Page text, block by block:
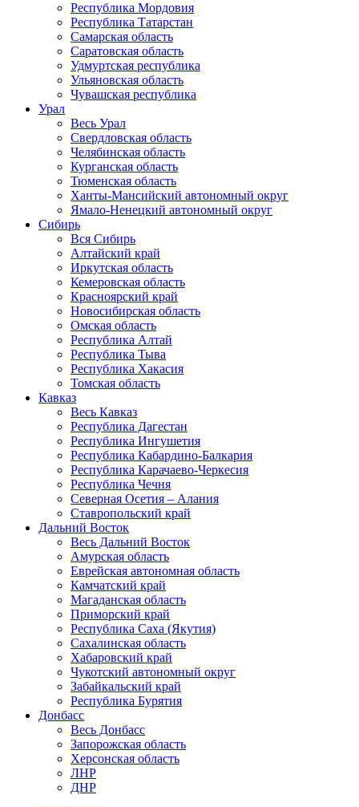
Республика Мордовия
Республика Татарстан
Самарская область
Саратовская область
Удмуртская республика
Ульяновская область
Чувашская республика
Урал
Весь Урал
Свердловская область
Челябинская область
Курганская область
Тюменская область
Ханты-Мансийский автономный округ
Ямало-Ненецкий автономный округ
Сибирь
Вся Сибирь
Алтайский край
Иркутская область
Кемеровская область
Красноярский край
Новосибирская область
Омская область
Республика Алтай
Республика Тыва
Республика Хакасия
Томская область
Кавказ
Весь Кавказ
Республика Дагестан
Республика Ингушетия
Республика Кабардино-Балкария
Республика Карачаево-Черкесия
Республика Чечня
Северная Осетия – Алания
Ставропольский край
Дальний Восток
Весь Дальний Восток
Амурская область
Еврейская автономная область
Камчатский край
Магаданская область
Приморский край
Республика Саха (Якутия)
Сахалинская область
Хабаровский край
Чукотский автономный округ
Забайкальский край
Республика Бурятия
Донбасс
Весь Донбасс
Запорожская область
Херсонская область
ЛНР
ДНР